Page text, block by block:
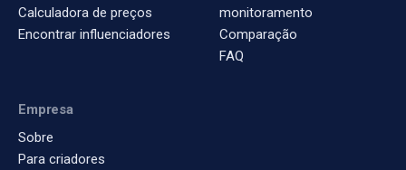
Calculadora de preços
Encontrar influenciadores
monitoramento
Comparação
FAQ
Empresa
Sobre
Para criadores